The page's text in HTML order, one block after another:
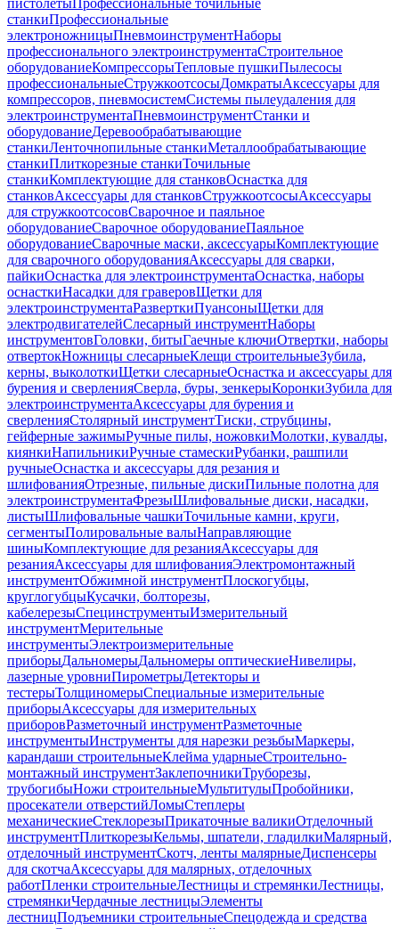
пистолетыПрофессиональные точильные
станкиПрофессиональные
электроножницыПневмоинструментНаборы
профессионального электроинструментаСтроительное
оборудованиеКомпрессорыТепловые пушкиПылесосы
профессиональныеСтружкоотсосыДомкратыАксессуары для
компрессоров, пневмосистемСистемы пылеудаления для
электроинструментаПневмоинструментСтанки и
оборудованиеДеревообрабатывающие
станкиЛенточнопильные станкиМеталлообрабатывающие
станкиПлиткорезные станкиТочильные
станкиКомплектующие для станковОснастка для
станковАксессуары для станковСтружкоотсосыАксессуары
для стружкоотсосовСварочное и паяльное
оборудованиеСварочное оборудованиеПаяльное
оборудованиеСварочные маски, аксессуарыКомплектующие
для сварочного оборудованияАксессуары для сварки,
пайкиОснастка для электроинструментаОснастка, наборы
оснасткиНасадки для граверовЩетки для
электроинструментаРазверткиПуансоныЩетки для
электродвигателейСлесарный инструментНаборы
инструментовГоловки, битыГаечные ключиОтвертки, наборы
отвертокНожницы слесарныеКлещи строительныеЗубила,
керны, выколоткиЩетки слесарныеОснастка и аксессуары для
бурения и сверленияСверла, буры, зенкерыКоронкиЗубила для
электроинструментаАксессуары для бурения и
сверленияСтолярный инструментТиски, струбцины,
гейферные зажимыРучные пилы, ножовкиМолотки, кувалды,
киянкиНапильникиРучные стамескиРубанки, рашпили
ручныеОснастка и аксессуары для резания и
шлифованияОтрезные, пильные дискиПильные полотна для
электроинструментаФрезыШлифовальные диски, насадки,
листыШлифовальные чашкиТочильные камни, круги,
сегментыПолировальные валыНаправляющие
шиныКомплектующие для резанияАксессуары для
резанияАксессуары для шлифованияЭлектромонтажный
инструментОбжимной инструментПлоскогубцы,
круглогубцыКусачки, болторезы,
кабелерезыСпецинструментыИзмерительный
инструментМерительные
инструментыЭлектроизмерительные
приборыДальномерыДальномеры оптическиеНивелиры,
лазерные уровниПирометрыДетекторы и
тестерыТолщиномерыСпециальные измерительные
приборыАксессуары для измерительных
приборовРазметочный инструментРазметочные
инструментыИнструменты для нарезки резьбыМаркеры,
карандаши строительныеКлейма ударныеСтроительно-
монтажный инструментЗаклепочникиТруборезы,
трубогибыНожи строительныеМультитулыПробойники,
просекатели отверстийЛомыСтеплеры
механическиеСтеклорезыПрикаточные валикиОтделочный
инструментПлиткорезыКельмы, шпатели, гладилкиМалярный,
отделочный инструментСкотч, ленты малярныеДиспенсеры
для скотчаАксессуары для малярных, отделочных
работПленки строительныеЛестницы и стремянкиЛестницы,
стремянкиЧердачные лестницыЭлементы
лестницПодъемники строительныеСпецодежда и средства